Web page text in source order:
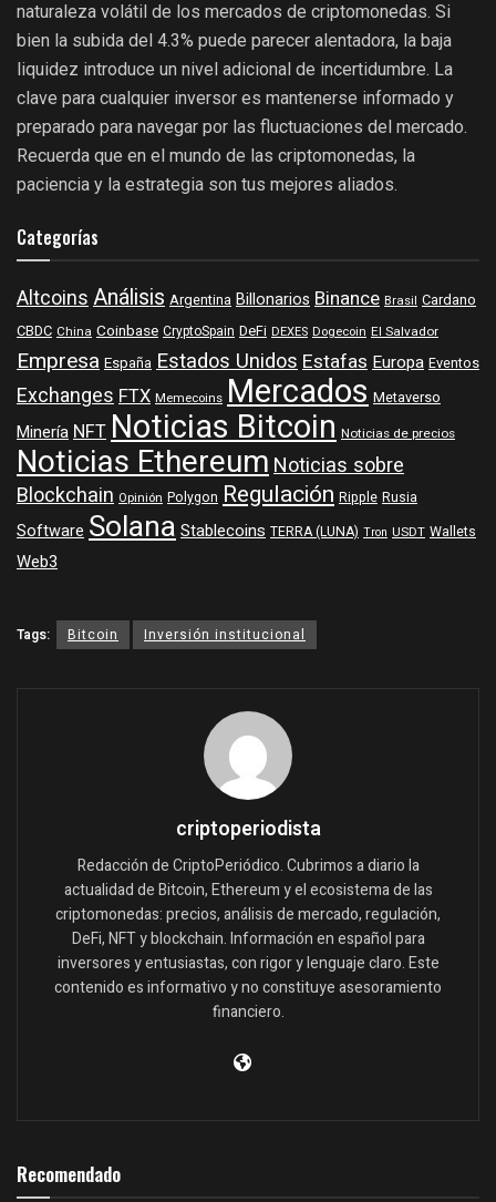
naturaleza volátil de los mercados de criptomonedas. Si
bien la subida del 4.3% puede parecer alentadora, la baja
liquidez introduce un nivel adicional de incertidumbre. La
clave para cualquier inversor es mantenerse informado y
preparado para navegar por las fluctuaciones del mercado.
Recuerda que en el mundo de las criptomonedas, la
paciencia y la estrategia son tus mejores aliados.
Categorías
AltcoinsAnálisis Argentina BillonariosBinance Brasil Cardano
CBDC China Coinbase CryptoSpain DeFi DEXES Dogecoin El Salvador
Empresa España Estados UnidosEstafasEuropa Eventos
ExchangesFTX Memecoins Mercados Metaverso
MineríaNFTNoticias Bitcoin Noticias de precios
Noticias EthereumNoticias sobre
Blockchain Opinión Polygon Regulación Ripple Rusia
SoftwareSolanaStablecoins TERRA (LUNA) Tron USDT Wallets
Web3
Tags: Bitcoin Inversión institucional
criptoperiodista
Redacción de CriptoPeriódico. Cubrimos a diario la
actualidad de Bitcoin, Ethereum y el ecosistema de las
criptomonedas: precios, análisis de mercado, regulación,
DeFi, NFT y blockchain. Información en español para
inversores y entusiastas, con rigor y lenguaje claro. Este
contenido es informativo y no constituye asesoramiento
financiero.
Recomendado